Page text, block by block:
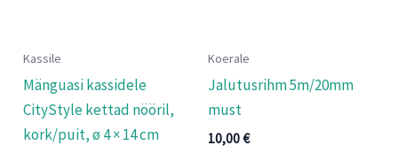
Kassile
Mänguasi kassidele
CityStyle kettad nööril,
kork/puit, ø 4 × 14 cm
Koerale
Jalutusrihm 5m/20mm
must
10,00€